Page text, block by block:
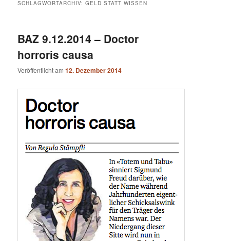
SCHLAGWORTARCHIV:GELD STATT WISSEN
BAZ 9.12.2014 – Doctor
horroris causa
Veröffentlicht am12. Dezember 2014